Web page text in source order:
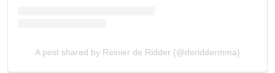
A post shared by Reinier de Ridder (@deriddermma)